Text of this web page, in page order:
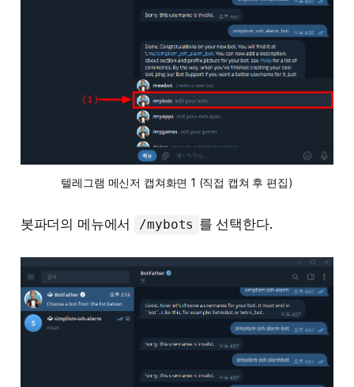
텔레그램 메신저 캡쳐화면 1 (직접 캡쳐 후 편집)
봇파더의 메뉴에서 /mybots 를 선택한다.